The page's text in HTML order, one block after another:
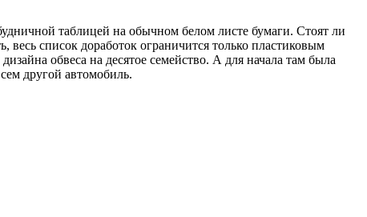
таблицей на обычном белом листе бумаги. Стоят ли
список доработок ограничится только пластиковым
обвеса на десятое семейство. А для начала там была
другой автомобиль.